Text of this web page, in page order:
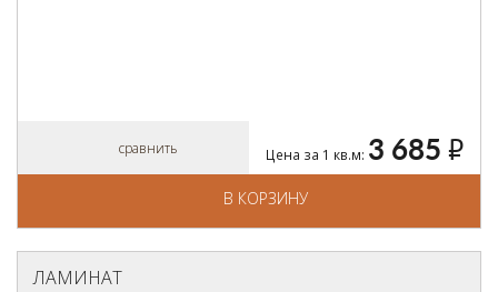
сравнить Цена за 1 кв.м: 3 685 руб.
В КОРЗИНУ
ЛАМИНАТ